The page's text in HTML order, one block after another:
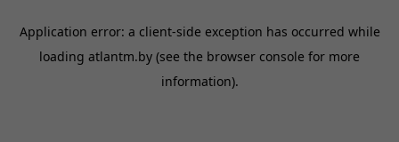
Application error: a client-side exception has occurred while
loading atlantm.by (see the browser console for more
information).